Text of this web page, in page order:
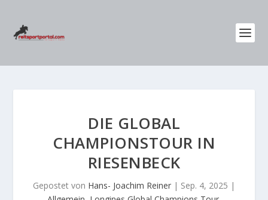
DIE GLOBAL
CHAMPIONSTOUR IN
RIESENBECK
Gepostet von Hans- Joachim Reiner | Sep. 4, 2025 |